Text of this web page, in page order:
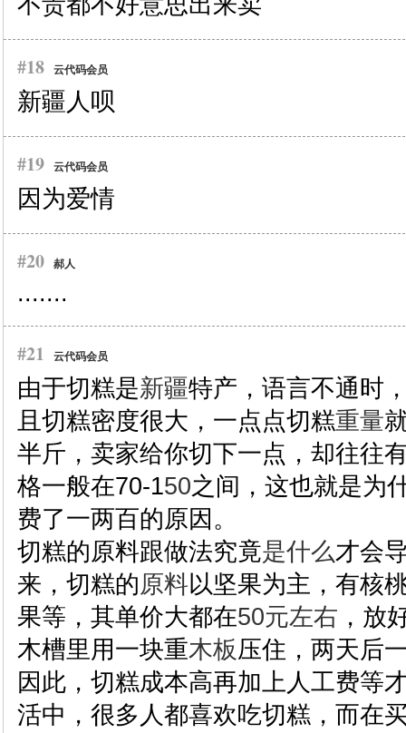
#18 云代码会员
新疆人呗
#19 云代码会员
因为爱情
#20 郝人
.......
#21 云代码会员
由于切糕是新疆特产，语言不通时
且切糕密度很大，一点点切糕重量
半斤，卖家给你切下一点，却往往
格一般在70-150之间，这也就是为
费了一两百的原因。
切糕的原料跟做法究竟是什么才会
来，切糕的原料以坚果为主，有核
果等，其单价大都在50元左右 ，放
木槽里用一块重木板压住，两天后
因此，切糕成本高再加上人工费等
活中，很多人都喜欢吃切糕，而在